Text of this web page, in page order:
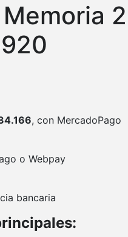
, con MercadoPago
o Webpay
bancaria